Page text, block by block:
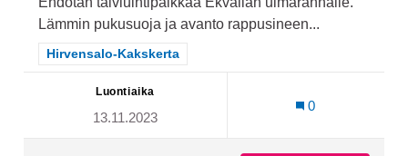
Lämmin pukusuoja ja avanto rappusineen...
Rajaa tulokset teeman mukaan: Hirvensalo-Kakskerta
Hirvensalo-Kakskerta
Luontiaika
13.11.2023
0